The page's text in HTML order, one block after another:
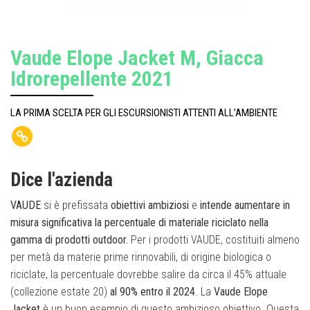
Vaude Elope Jacket M, Giacca
Idrorepellente 2021
LA PRIMA SCELTA PER GLI ESCURSIONISTI ATTENTI ALL’AMBIENTE
Dice l'azienda
VAUDE si è prefissata obiettivi ambiziosi e intende aumentare in
misura significativa la percentuale di materiale riciclato nella
gamma di prodotti outdoor. Per i prodotti VAUDE, costituiti almeno
per metà da materie prime rinnovabili, di origine biologica o
riciclate, la percentuale dovrebbe salire da circa il 45% attuale
(collezione estate 20) al 90% entro il 2024. La Vaude Elope